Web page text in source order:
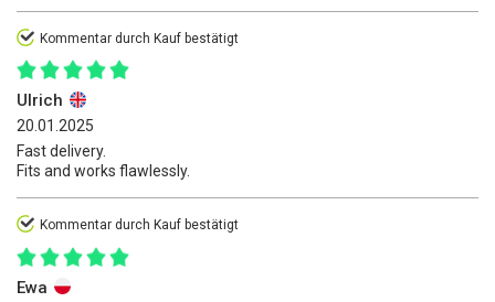
Kommentar durch Kauf bestätigt
Ulrich
20.01.2025
Fast delivery.
Fits and works flawlessly.
Kommentar durch Kauf bestätigt
Ewa